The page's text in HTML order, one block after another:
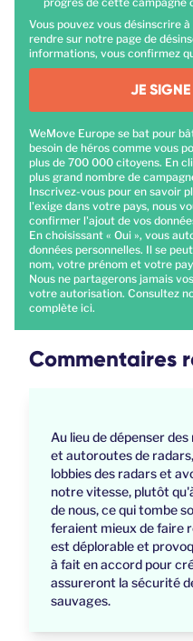
Vous pouvez vous désinscrire
rendre sur notre page de
informations, vous confirmez
JE
WeMove Europe se bat pour
besoin de héros comme vous
plus de 700 000 citoyens. En
plus grand nombre de
Inscrivez-vous pour en savoir
l'exige dans votre pays, nous
confirmer l'ajout de vos
En choisissant « Oui », vous
données personnelles. Il se
nom, votre prénom et votre
Nous ne partagerons jamais
votre autorisation. Consultez
complète ici.
Commentaires
Au lieu de dépenser
et autoroutes de
lobbies des radars et
notre vitesse, plutôt
de nous, ce qui tombe
feraient mieux de faire
est déplorable et
à fait en accord pour
assureront la sécurité
sauvages.